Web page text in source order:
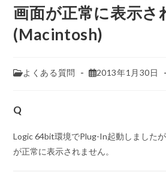
画面が正常に表示さ
(Macintosh)
よくある質問 2013年1月30日
Q
Logic 64bit環境でPlug-In起動しました
が正常に表示されません。